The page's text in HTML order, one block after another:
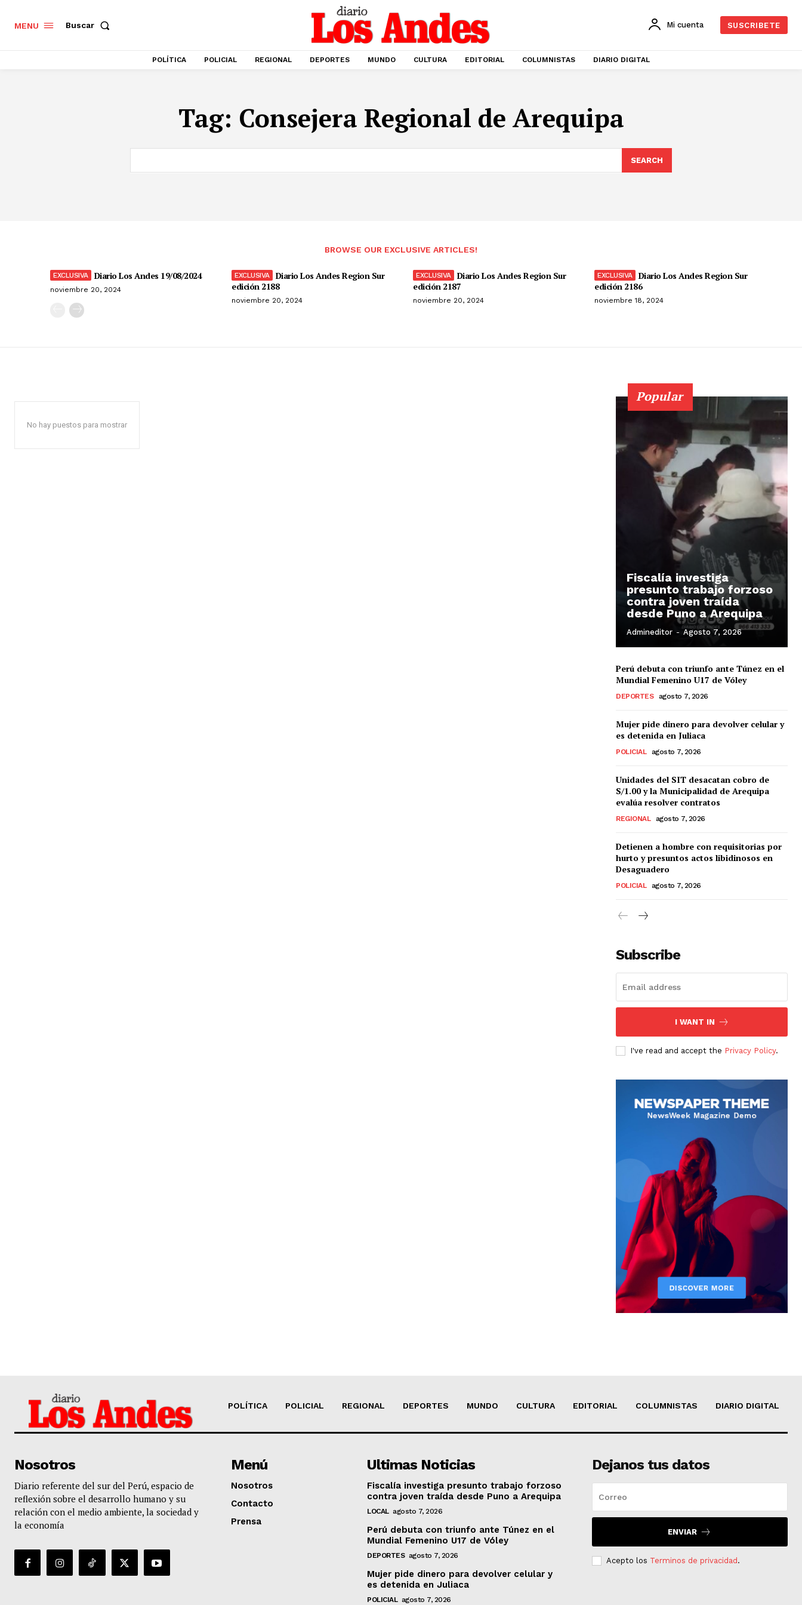
MENU Buscar Mi cuenta SUSCRIBETE
POLÍTICA POLICIAL REGIONAL DEPORTES MUNDO CULTURA EDITORIAL COLUMNISTAS DIARIO DIGITAL
Tag: Consejera Regional de Arequipa
SEARCH
BROWSE OUR EXCLUSIVE ARTICLES!
Diario Los Andes 19/08/2024
noviembre 20, 2024
Diario Los Andes Region Sur
edición 2188
noviembre 20, 2024
Diario Los Andes Region Sur
edición 2187
noviembre 20, 2024
Diario Los Andes Region Sur
edición 2186
noviembre 18, 2024
No hay puestos para mostrar
Popular
Fiscalía investiga
presunto trabajo forzoso
contra joven traída
desde Puno a Arequipa
Admineditor - Agosto 7, 2026
Perú debuta con triunfo ante Túnez en el
Mundial Femenino U17 de Vóley
DEPORTES agosto 7, 2026
Mujer pide dinero para devolver celular y
es detenida en Juliaca
POLICIAL agosto 7, 2026
Unidades del SIT desacatan cobro de
S/1.00 y la Municipalidad de Arequipa
evalúa resolver contratos
REGIONAL agosto 7, 2026
Detienen a hombre con requisitorias por
hurto y presuntos actos libidinosos en
Desaguadero
POLICIAL agosto 7, 2026
Subscribe
I WANT IN
I've read and accept the Privacy Policy.
POLÍTICA POLICIAL REGIONAL DEPORTES MUNDO CULTURA EDITORIAL COLUMNISTAS DIARIO DIGITAL
Nosotros
Diario referente del sur del Perú, espacio de
reflexión sobre el desarrollo humano y su
relación con el medio ambiente, la sociedad y
la economía
Menú
Nosotros
Contacto
Prensa
Ultimas Noticias
Fiscalía investiga presunto trabajo forzoso
contra joven traída desde Puno a Arequipa
LOCAL agosto 7, 2026
Perú debuta con triunfo ante Túnez en el
Mundial Femenino U17 de Vóley
DEPORTES agosto 7, 2026
Mujer pide dinero para devolver celular y
es detenida en Juliaca
POLICIAL agosto 7, 2026
Dejanos tus datos
ENVIAR
Acepto los Terminos de privacidad .